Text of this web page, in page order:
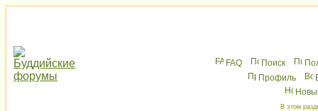
FAQ Поиск
Профиль
В этом